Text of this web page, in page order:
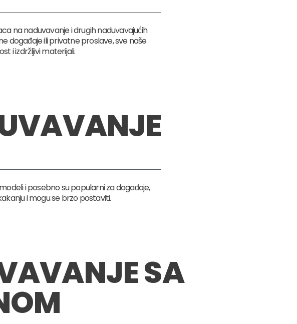
na naduvavanje i drugih naduvavajućih
događaje ili privatne proslave, sve naše
i izdržljivi materijali.
i posebno su popularni za događaje,
i mogu se brzo postaviti.
SA